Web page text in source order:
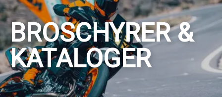
Övrigt & Merch
Outlet
BROSCHYRER &
KATALOGER